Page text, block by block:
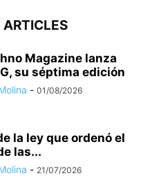
ARTICLES
Magazine lanza
su séptima edición
- 01/08/2026
la ley que ordenó el
las...
- 21/07/2026